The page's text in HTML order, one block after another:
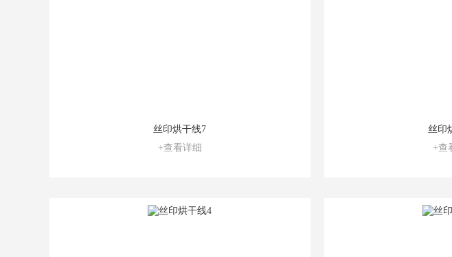
丝印烘干线7
+查看详细
丝印
+查